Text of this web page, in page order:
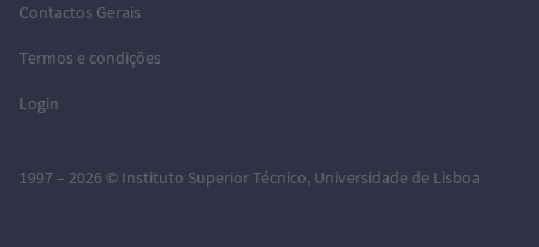
Contactos Gerais
Termos e condições
Login
1997 – 2026 © Instituto Superior Técnico, Universidade de Lisboa